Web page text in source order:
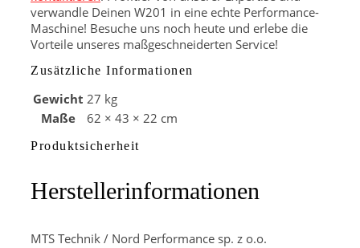
verwandle Deinen W201 in eine echte Performance-
Maschine! Besuche uns noch heute und erlebe die
Vorteile unseres maßgeschneiderten Service!
Zusätzliche Informationen
Gewicht 27 kg
Maße
62 × 43 × 22 cm
Produktsicherheit
Herstellerinformationen
MTS Technik / Nord Performance sp. z o.o.